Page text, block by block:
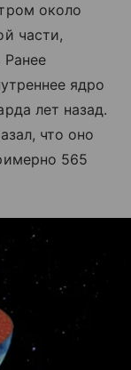
около
части,
ядро
лет назад.
что оно
565